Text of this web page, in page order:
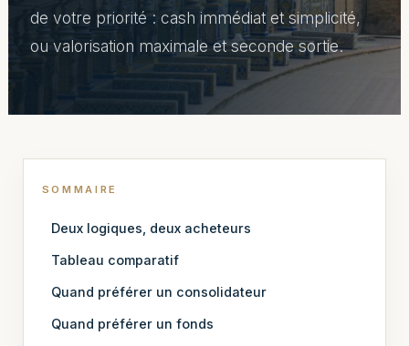
de votre priorité : cash immédiat et simplicité,
ou valorisation maximale et seconde sortie.
SOMMAIRE
Deux logiques, deux acheteurs
Tableau comparatif
Quand préférer un consolidateur
Quand préférer un fonds